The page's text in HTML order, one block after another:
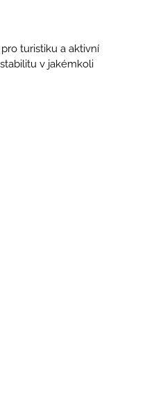
turistiku a aktivní
v jakémkoli